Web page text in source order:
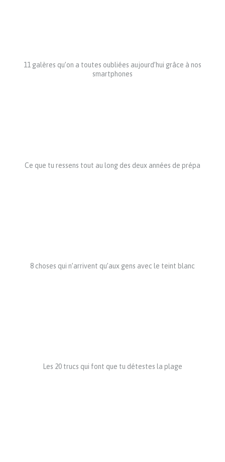
11 galères qu’on a toutes oubliées aujourd’hui grâce à nos
smartphones
Ce que tu ressens tout au long des deux années de prépa
8 choses qui n’arrivent qu’aux gens avec le teint blanc
Les 20 trucs qui font que tu détestes la plage